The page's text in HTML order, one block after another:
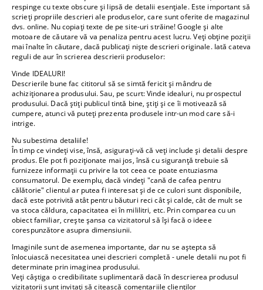
respinge cu texte obscure și lipsă de detalii esențiale. Este important să
scrieți propriile descrieri ale produselor, care sunt oferite de magazinul
dvs. online. Nu copiați texte de pe site-uri străine! Google și alte
motoare de căutare vă va penaliza pentru acest lucru. Veți obține poziții
mai înalte în căutare, dacă publicați niște descrieri originale. Iată cateva
reguli de aur în scrierea descrierii produselor:
Vinde IDEALURI!
Descrierile bune fac cititorul să se simtă fericit și mândru de
achiziționarea produsului. Sau, pe scurt: Vinde idealuri, nu prospectul
produsului. Dacă știți publicul tintă bine, știți și ce îi motivează să
cumpere, atunci vă puteți prezenta produsele intr-un mod care să-i
intrige.
Nu subestima detaliile!
În timp ce vindeți vise, însă, asigurați-vă că veți include și detalii despre
produs. Ele pot fi poziționate mai jos, însă cu siguranță trebuie să
furnizeze informații cu privire la tot ceea ce poate entuziasma
consumatorul. De exemplu, dacă vindeți "cană de cafea pentru
călătorie" clientul ar putea fi interesat și de ce culori sunt disponibile,
dacă este potrivită atât pentru băuturi reci cât și calde, cât de mult se
va stoca căldura, capacitatea ei în mililitri, etc. Prin comparea cu un
obiect familiar, crește șansa ca vizitatorul să își facă o ideee
corespunzătore asupra dimensiunii.
Imaginile sunt de asemenea importante, dar nu se aștepta să
înlocuiască necesitatea unei descrieri completă - unele detalii nu pot fi
determinate prin imaginea produsului.
Veți câștiga o credibilitate suplimentară dacă în descrierea produsul
vizitatorii sunt invitați să citească comentariile clienților